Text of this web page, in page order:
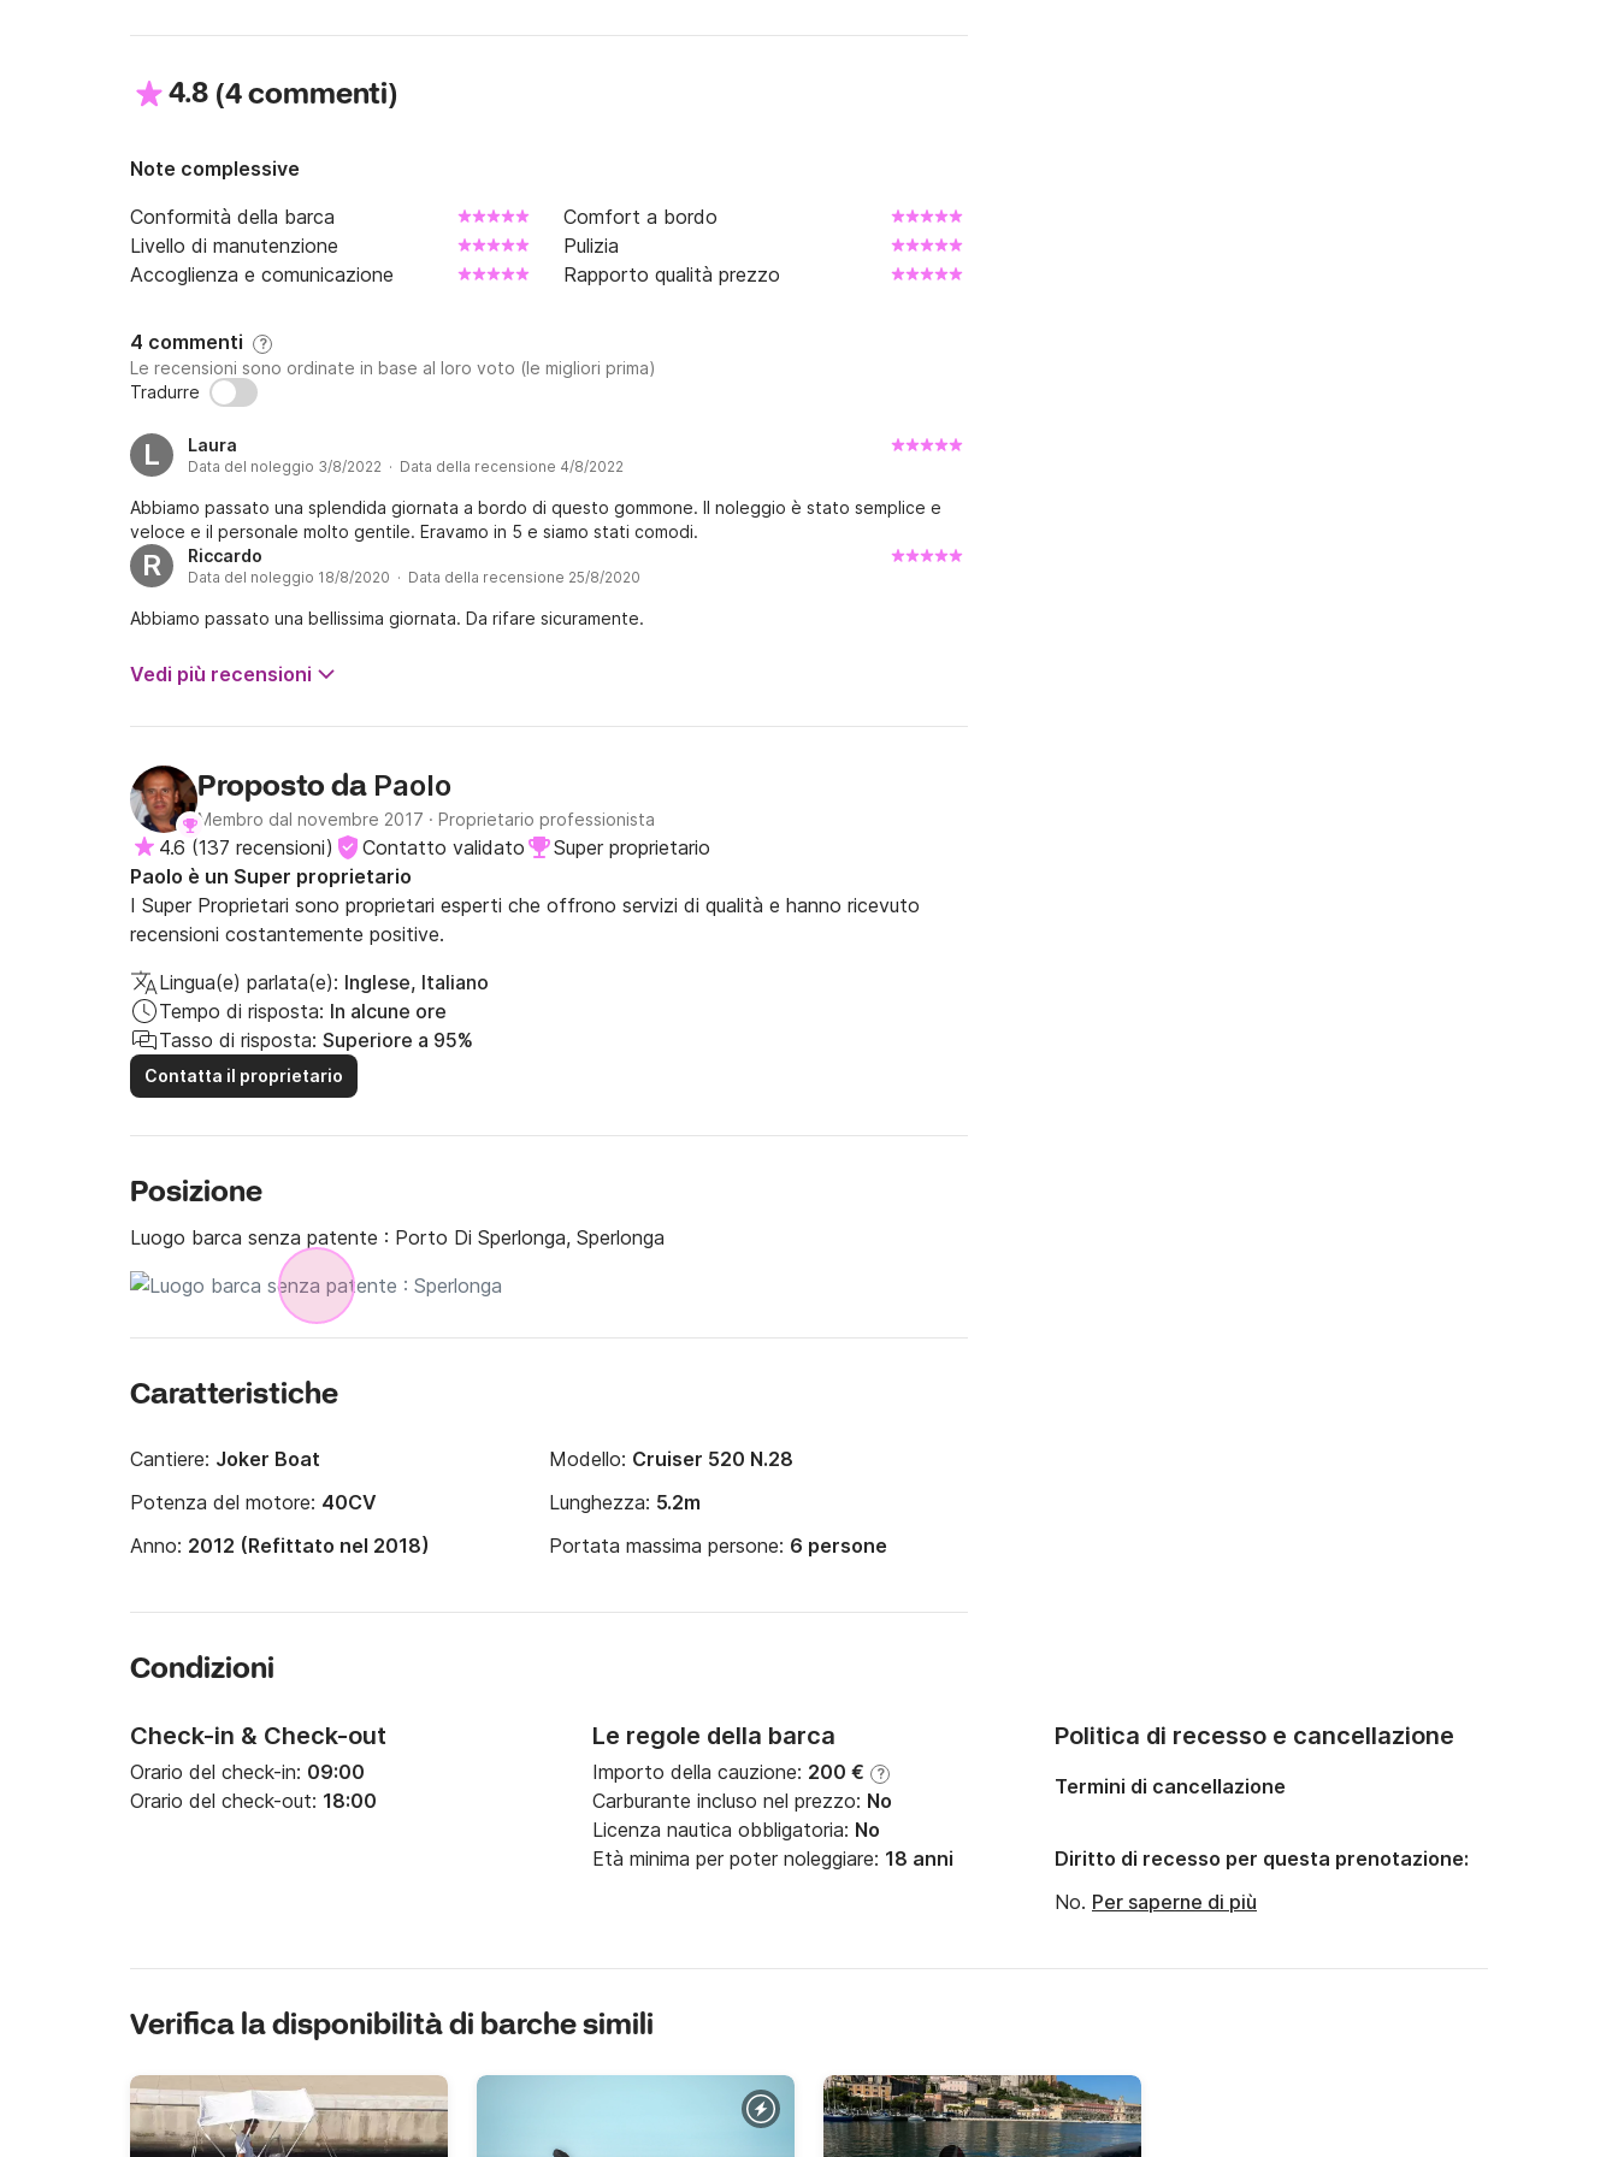
4.8 (4 commenti)
Note complessive
Conformità della barca
Comfort a bordo
Livello di manutenzione
Pulizia
Accoglienza e comunicazione
Rapporto qualità prezzo
4 commenti ?
Le recensioni sono ordinate in base al loro voto (le migliori prima)
Tradurre
L Laura
Data del noleggio 3/8/2022 · Data della recensione 4/8/2022
Abbiamo passato una splendida giornata a bordo di questo gommone. Il noleggio è stato semplice e
veloce e il personale molto gentile. Eravamo in 5 e siamo stati comodi.
R Riccardo
Data del noleggio 18/8/2020 · Data della recensione 25/8/2020
Abbiamo passato una bellissima giornata. Da rifare sicuramente.
Vedi più recensioni
Proposto da Paolo
Membro dal novembre 2017 · Proprietario professionista
4.6 (137 recensioni) Contatto validato
Super proprietario
Paolo è un Super proprietario
I Super Proprietari sono proprietari esperti che offrono servizi di qualità e hanno ricevuto
recensioni costantemente positive.
Lingua(e) parlata(e): Inglese, Italiano
Tempo di risposta: In alcune ore
Tasso di risposta: Superiore a 95%
Contatta il proprietario
Posizione
Luogo barca senza patente : Porto Di Sperlonga, Sperlonga
Caratteristiche
Cantiere: Joker Boat Modello: Cruiser 520 N.28
Potenza del motore: 40CV Lunghezza: 5.2m
Anno: 2012 (Refittato nel 2018) Portata massima persone: 6 persone
Condizioni
Check-in & Check-out
Orario del check-in: 09:00
Orario del check-out: 18:00
Le regole della barca
Importo della cauzione: 200 € ?
Carburante incluso nel prezzo: No
Licenza nautica obbligatoria: No
Età minima per poter noleggiare: 18 anni
Politica di recesso e cancellazione
Termini di cancellazione
Diritto di recesso per questa prenotazione:
No. Per saperne di più
Verifica la disponibilità di barche simili